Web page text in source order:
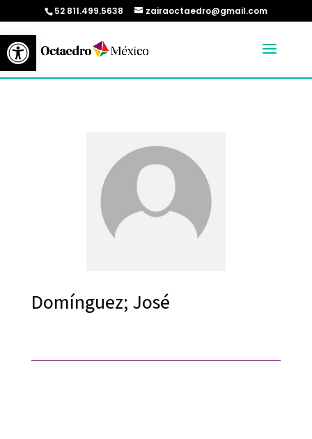
Abrir barra de herramientas
52 811.499.5638 zairaoctaedro@gmail.com
Domínguez; José